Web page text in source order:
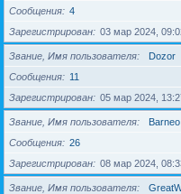
Сообщения
4
Зарегистрирован
03 мар 2024,
Звание, Имя пользователя
Dozor
Сообщения
11
Зарегистрирован
05 мар 2024,
Звание, Имя пользователя
Barneo
Сообщения
26
Зарегистрирован
08 мар 2024,
Звание, Имя пользователя